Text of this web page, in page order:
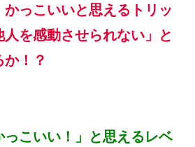
かっこいいと思えるトリッ
を感動させられない」と
！？
っこいい！」と思えるレベ